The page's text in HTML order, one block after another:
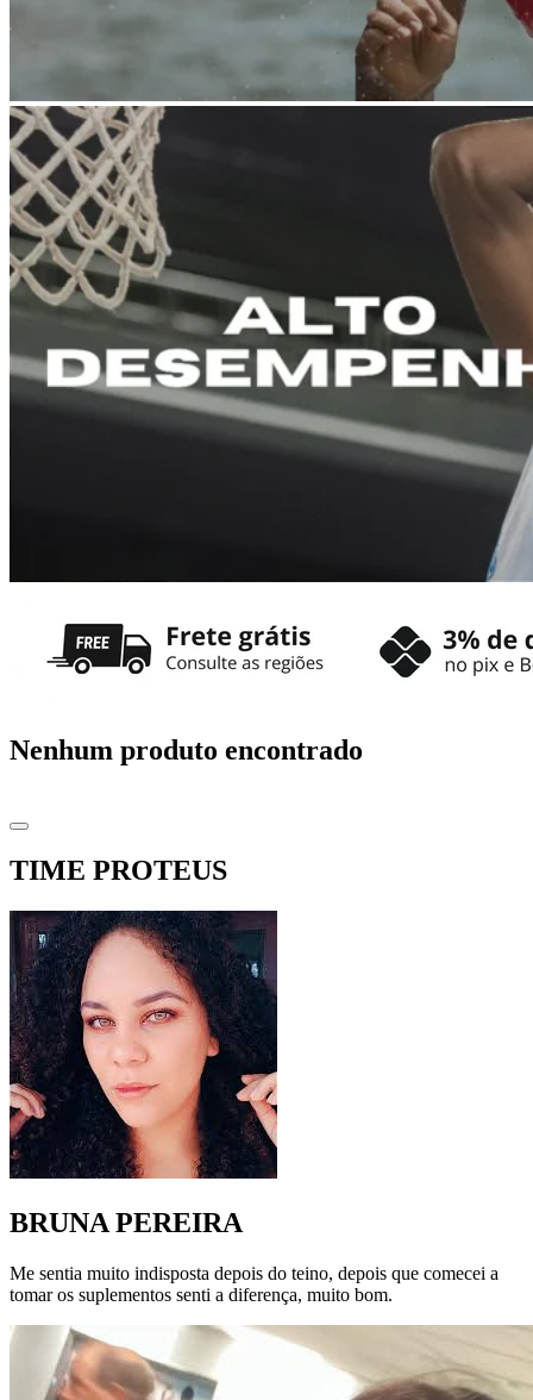
Nenhum produto encontrado
TIME PROTEUS
BRUNA PEREIRA
Me sentia muito indisposta depois do teino, depois que comecei a
tomar os suplementos senti a diferença, muito bom.